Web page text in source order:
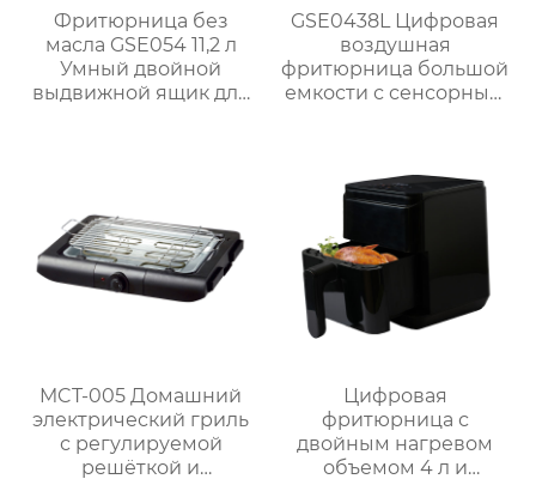
Фритюрница без
масла GSE054 11,2 л
Умный двойной
выдвижной ящик для
GSE0438L Цифровая
воздушная
фритюрница большой
емкости с сенсорным
MCT-005 Домашний
электрический гриль
с регулируемой
решёткой и
Цифровая
фритюрница с
двойным нагревом
объемом 4 л и